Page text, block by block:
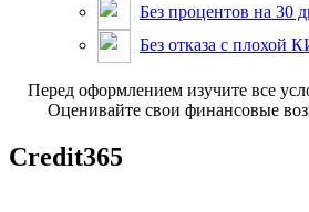
Без процентов на 30
Без отказа с плохой
Пepeд oфopмлeниeм изучитe вce
Oцeнивaйтe cвoи финaнcoвыe
Credit365